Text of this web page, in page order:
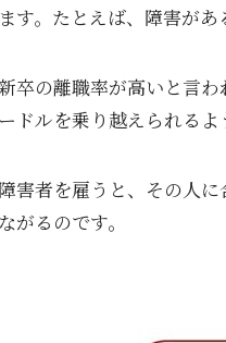
ます。たとえば、障害が
卒の離職率が高いと言
ードルを乗り越えられる
障害者を雇うと、その人
ながるのです。